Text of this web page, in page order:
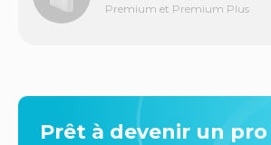
Premium et Premium Plus
Prêt à devenir un pro